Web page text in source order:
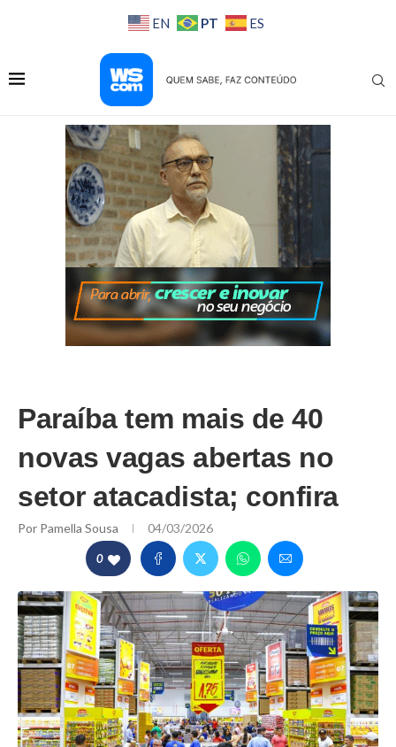
EN PT ES
Paraíba tem mais de 40
novas vagas abertas no
setor atacadista; confira
Por Pamella Sousa 04/03/2026
0